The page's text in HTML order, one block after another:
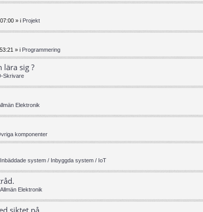
» i Projekt
» i Programmering
lära sig ?
Skrivare
Elektronik
komponenter
Inbäddade system / Inbyggda system / IoT
Allmän Elektronik